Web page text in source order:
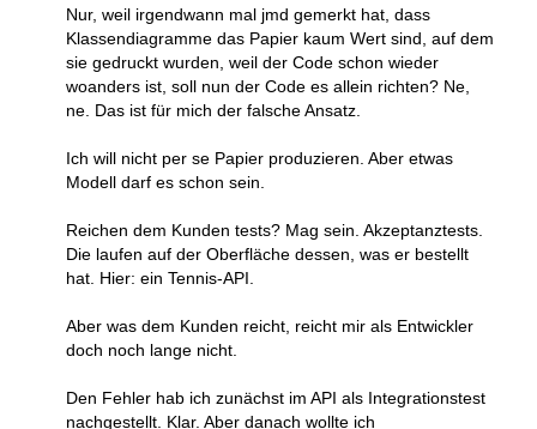
Nur, weil irgendwann mal jmd gemerkt hat, dass
Klassendiagramme das Papier kaum Wert sind, auf dem
sie gedruckt wurden, weil der Code schon wieder
woanders ist, soll nun der Code es allein richten? Ne,
ne. Das ist für mich der falsche Ansatz.
Ich will nicht per se Papier produzieren. Aber etwas
Modell darf es schon sein.
Reichen dem Kunden tests? Mag sein. Akzeptanztests.
Die laufen auf der Oberfläche dessen, was er bestellt
hat. Hier: ein Tennis-API.
Aber was dem Kunden reicht, reicht mir als Entwickler
doch noch lange nicht.
Den Fehler hab ich zunächst im API als Integrationstest
nachgestellt. Klar. Aber danach wollte ich